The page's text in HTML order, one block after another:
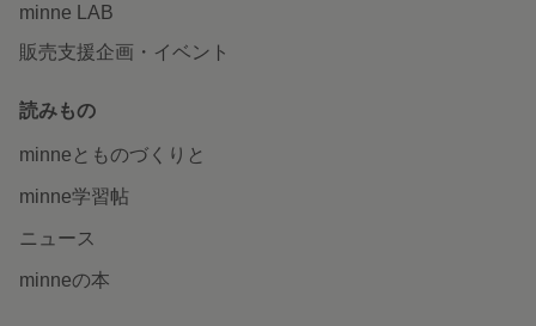
minne LAB
販売支援企画・イベント
読みもの
minneとものづくりと
minne学習帖
ニュース
minneの本